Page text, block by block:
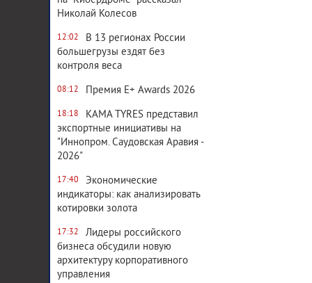
Николай Колесов
12:02
В 13 регионах России
большегрузы ездят без
контроля веса
08:12 Премия E+ Awards 2026
18:18
KAMA TYRES представил
экспортные инициативы на
"Иннопром. Саудовская Аравия -
2026"
17:40
Экономические
индикаторы: как анализировать
котировки золота
17:32
Лидеры российского
бизнеса обсудили новую
архитектуру корпоративного
управления